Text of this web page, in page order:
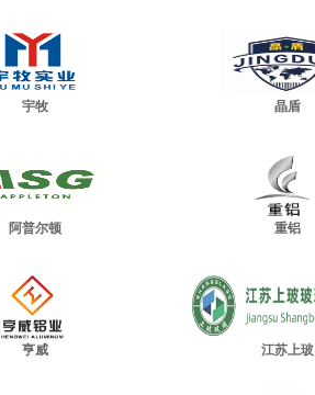
宇牧 晶盾
阿普尔顿 重铝
亨威 江苏上玻